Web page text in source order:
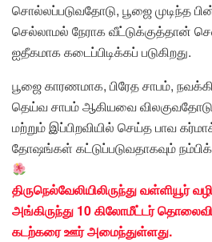
சொல்லப்படுவதோடு, பூஜை முடிந்த
செல்லாமல் நேராக வீட்டுக்குத்தான்
ஐதீகமாக கடைப்பிடிக்கப் படுகிறது.
பூஜை காரணமாக, பிரேத சாபம்,
தெய்வ சாபம் ஆகியவை விலகுவதோடு,
மற்றும் இப்பிறவியில் செய்த பாவ
தோஷங்கள் கட்டுப்படுவதாகவும்
திருநெல்வேலியிலிருந்து வள்ளியூர்
அங்கிருந்து 10 கிலோமீட்டர்
கடற்கரை ஊர் அமைந்துள்ளது.